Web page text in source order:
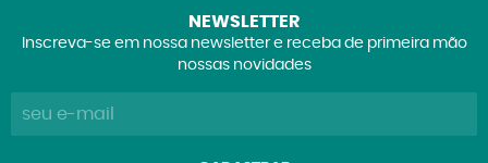
NEWSLETTER
Inscreva-se em nossa newsletter e receba de primeira mão
nossas novidades